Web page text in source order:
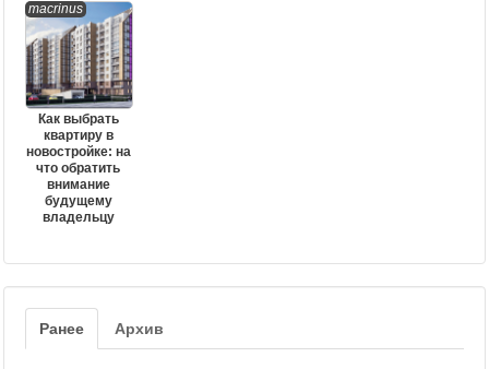
macrinus
Как выбрать
квартиру в
новостройке: на
что обратить
внимание
будущему
владельцу
Ранее Архив